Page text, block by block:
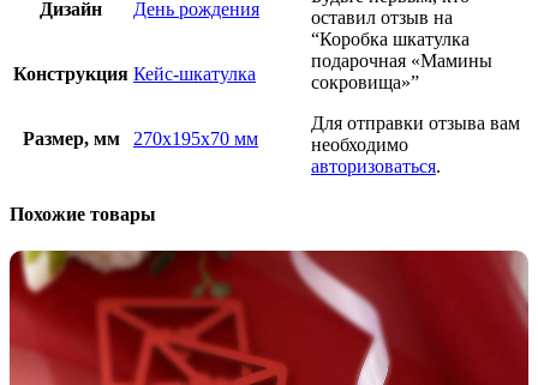
Дизайн День рождения
Конструкция Кейс-шкатулка
Размер, мм 270х195х70 мм
оставил отзыв на
“Коробка шкатулка
подарочная «Мамины
сокровища»”
Для отправки отзыва вам
необходимо
авторизоваться.
Похожие товары